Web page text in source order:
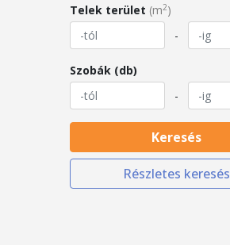
Telek terület (m2)
-
Szobák (db)
-
Keresés
Részletes keresés